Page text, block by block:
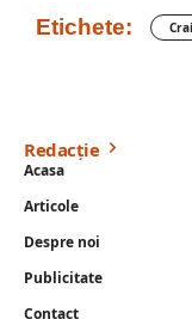
Etichete:
Redacție
Acasa
Articole
Despre noi
Publicitate
Contact